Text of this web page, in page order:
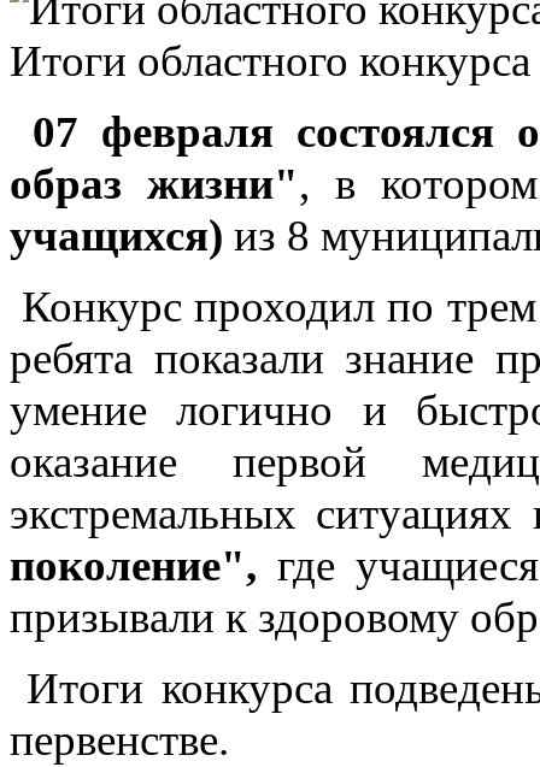
Итоги областного
07 февраля состоялся
образ жизни", в
учащихся) из 8
Конкурс проходил по
ребята показали знание
умение логично и
оказание первой
экстремальных
поколение", где
призывали к здоровому
Итоги конкурса
первенстве.